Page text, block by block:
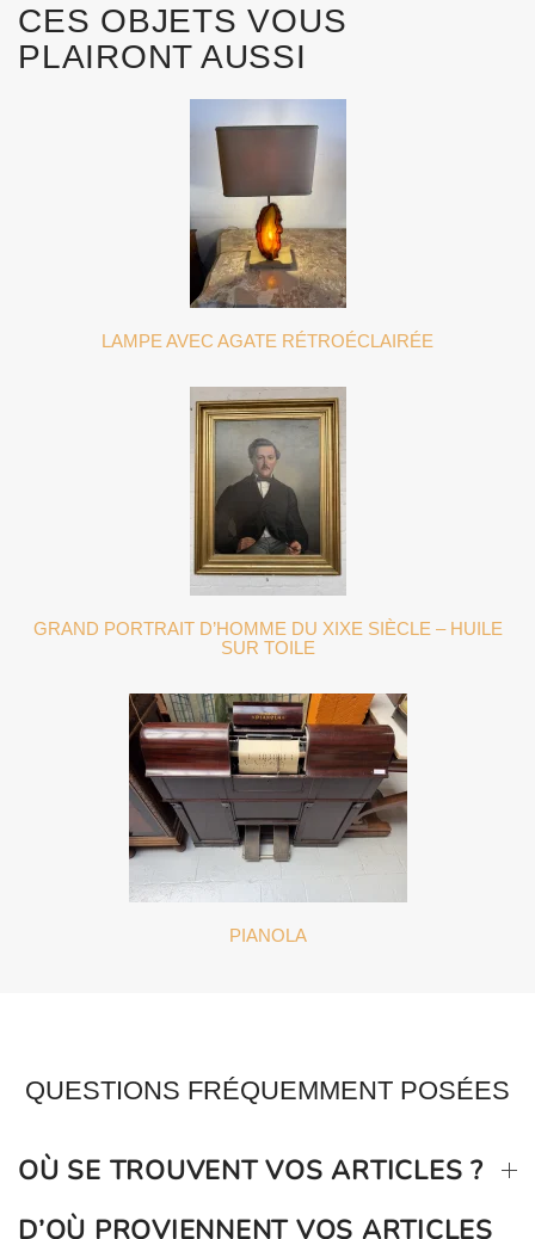
CES OBJETS VOUS
PLAIRONT AUSSI
LAMPE AVEC AGATE RÉTROÉCLAIRÉE
GRAND PORTRAIT D’HOMME DU XIXE SIÈCLE – HUILE
SUR TOILE
PIANOLA
QUESTIONS FRÉQUEMMENT POSÉES
OÙ SE TROUVENT VOS ARTICLES ?
D’OÙ PROVIENNENT VOS ARTICLES